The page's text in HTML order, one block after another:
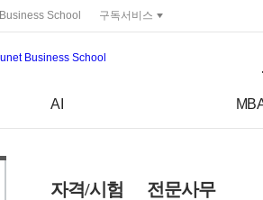
Business School 구독서비스
AI
자격/시험 전문사무